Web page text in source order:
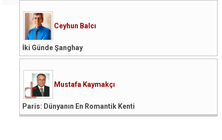
Ceyhun Balcı
İki Günde Şanghay
Mustafa Kaymakçı
Paris: Dünyanın En Romantik Kenti